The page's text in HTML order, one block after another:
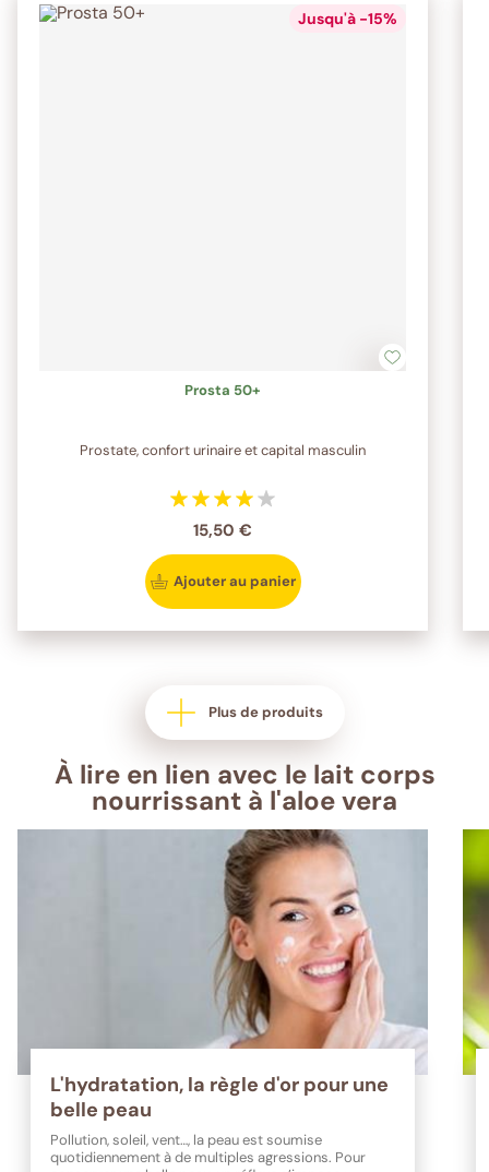
Jusqu'à -15%
Prosta 50+
Prostate, confort urinaire et capital masculin
15,50 €
Ajouter au panier
Plus de produits
À lire en lien avec le lait corps
nourrissant à l'aloe vera
L'hydratation, la règle d'or pour une
belle peau
Pollution, soleil, vent…, la peau est soumise
quotidiennement à de multiples agressions. Pour